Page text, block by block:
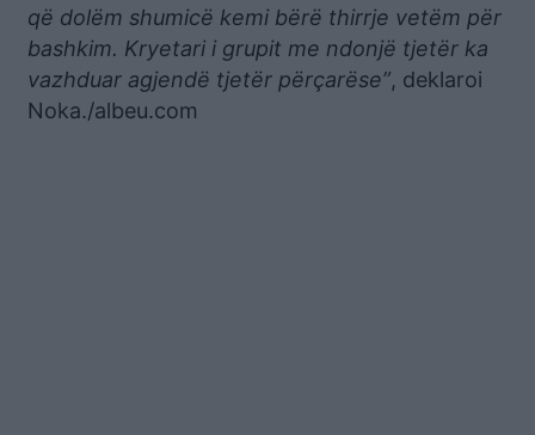
që dolëm shumicë kemi bërë thirrje vetëm për
bashkim. Kryetari i grupit me ndonjë tjetër ka
vazhduar agjendë tjetër përçarëse”, deklaroi
Noka./albeu.com